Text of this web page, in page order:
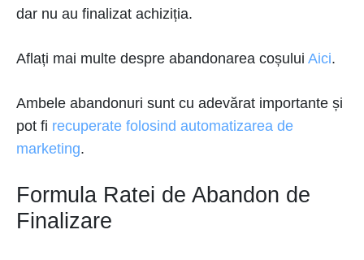
dar nu au finalizat achiziția.
Aflați mai multe despre abandonarea coșului Aici.
Ambele abandonuri sunt cu adevărat importante și
pot fi recuperate folosind automatizarea de
marketing.
Formula Ratei de Abandon de
Finalizare